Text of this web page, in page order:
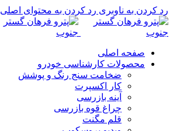
رد کردن به ناوبری رد کردن به محتوای اصلی
صفحه اصلی
محصولات کارشناسی خودرو
ضخامت سنج رنگ و پوشش
کار اکسپرت
آینه بازرسی
چراغ قوه بازرسی
قلم مگنت